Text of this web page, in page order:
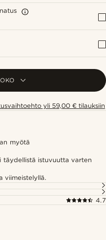
yli 59,00 € tilauksiin
myötä
täydellistä istuvuutta varten
viimeistelyllä.
4.7